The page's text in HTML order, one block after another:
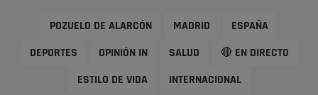
POZUELO DE ALARCÓN MADRID ESPAÑA
DEPORTES OPINIÓN IN SALUD 🔴 EN DIRECTO
ESTILO DE VIDA INTERNACIONAL